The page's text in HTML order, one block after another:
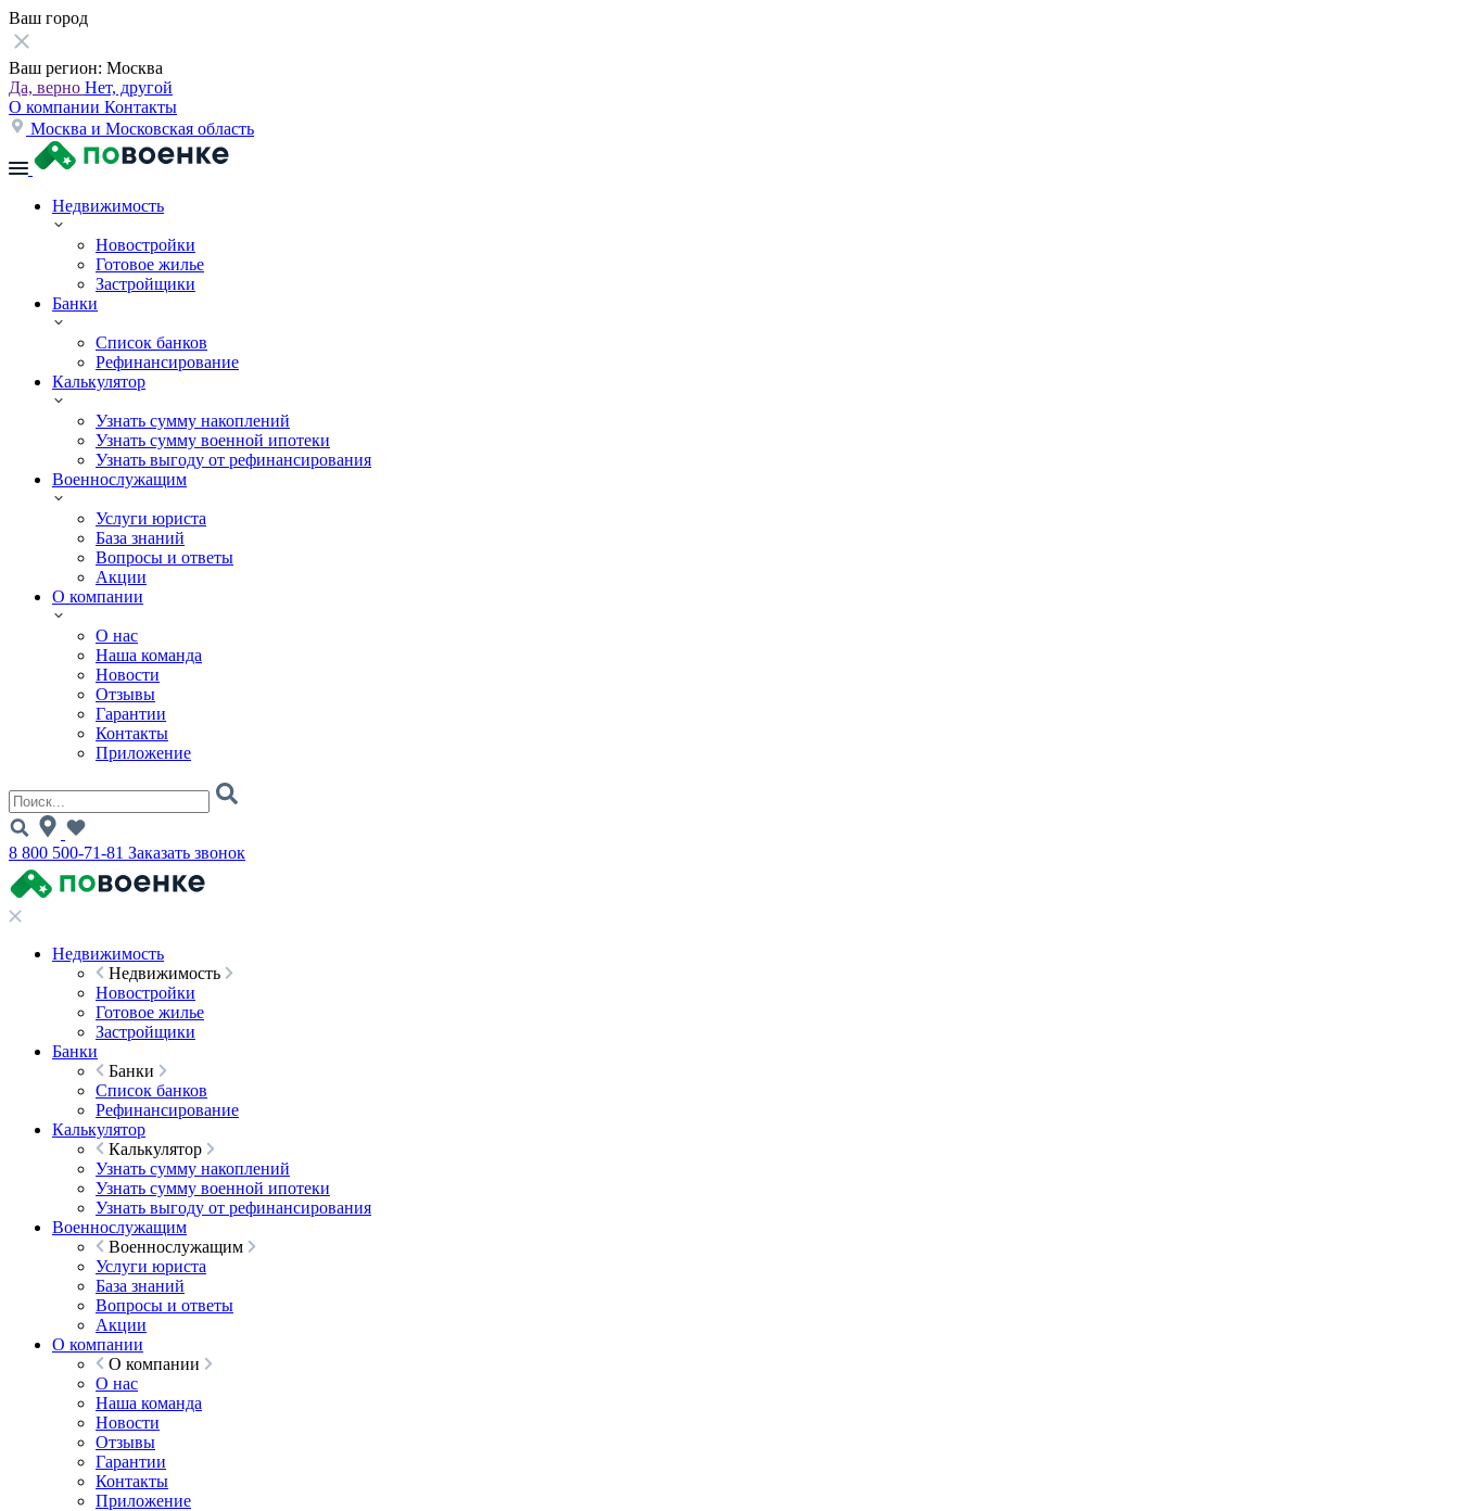
Ваш город
Ваш регион: Москва
Да, верно Нет, другой
О компании Контакты
Москва и Московская область
Недвижимость
Новостройки
Готовое жилье
Застройщики
Банки
Список банков
Рефинансирование
Калькулятор
Узнать сумму накоплений
Узнать сумму военной ипотеки
Узнать выгоду от рефинансирования
Военнослужащим
Услуги юриста
База знаний
Вопросы и ответы
Акции
О компании
О нас
Наша команда
Новости
Отзывы
Гарантии
Контакты
Приложение
8 800 500-71-81 Заказать звонок
Недвижимость
Недвижимость
Новостройки
Готовое жилье
Застройщики
Банки
Банки
Список банков
Рефинансирование
Калькулятор
Калькулятор
Узнать сумму накоплений
Узнать сумму военной ипотеки
Узнать выгоду от рефинансирования
Военнослужащим
Военнослужащим
Услуги юриста
База знаний
Вопросы и ответы
Акции
О компании
О компании
О нас
Наша команда
Новости
Отзывы
Гарантии
Контакты
Приложение